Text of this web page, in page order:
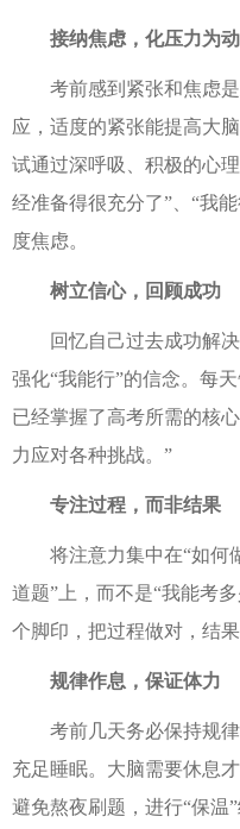
接纳焦虑，化压力为
考前感到紧张和焦虑
应，适度的紧张能提高大
试通过深呼吸、积极的心
经准备得很充分了”、“我
度焦虑。
树立信心，回顾成功
回忆自己过去成功解
强化“我能行”的信念。每
已经掌握了高考所需的核
力应对各种挑战。”
专注过程，而非结果
将注意力集中在“如何
道题”上，而不是“我能考
个脚印，把过程做对，结果
规律作息，保证体力
考前几天务必保持规
充足睡眠。大脑需要休息才
避免熬夜刷题，进行“保温”